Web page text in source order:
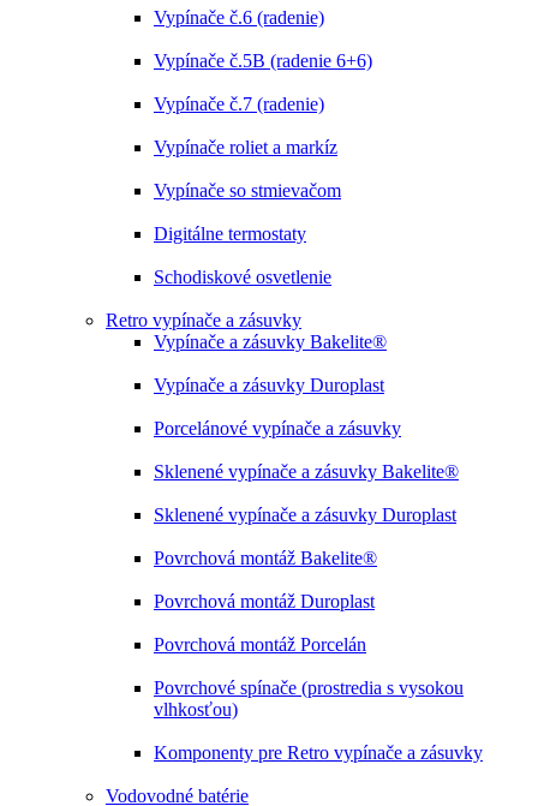
Vypínače č.6 (radenie)
Vypínače č.5B (radenie 6+6)
Vypínače č.7 (radenie)
Vypínače roliet a markíz
Vypínače so stmievačom
Digitálne termostaty
Schodiskové osvetlenie
Retro vypínače a zásuvky
Vypínače a zásuvky Bakelite®
Vypínače a zásuvky Duroplast
Porcelánové vypínače a zásuvky
Sklenené vypínače a zásuvky Bakelite®
Sklenené vypínače a zásuvky Duroplast
Povrchová montáž Bakelite®
Povrchová montáž Duroplast
Povrchová montáž Porcelán
Povrchové spínače (prostredia s vysokou
vlhkosťou)
Komponenty pre Retro vypínače a zásuvky
Vodovodné batérie